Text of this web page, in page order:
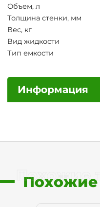
Объем, л
Толщина стенки, мм
Вес, кг
Вид жидкости
Тип емкости
Информация
Похожие
Похожие